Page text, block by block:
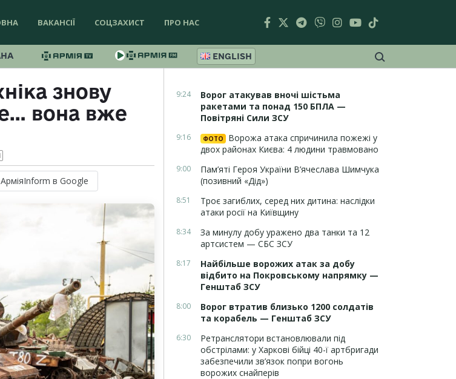
ВАКАНСІЇ СОЦЗАХИСТ ПРО НАС
ENGLISH
знову
вона вже
АрміяInform в Google
9:24
Ворог атакував вночі шістьма
ракетами та понад 150 БПЛА —
Повітряні Сили ЗСУ
9:16 ФОТО
Ворожа атака спричинила пожежі у
двох районах Києва: 4 людини травмовано
9:00
Пам’яті Героя України В’ячеслава Шимчука
(позивний «Дід»)
8:51
Троє загиблих, серед них дитина: наслідки
атаки росії на Київщину
8:34
За минулу добу уражено два танки та 12
артсистем — СБС ЗСУ
8:17
Найбільше ворожих атак за добу
відбито на Покровському напрямку —
Генштаб ЗСУ
8:00
Ворог втратив близько 1200 солдатів
та корабель — Генштаб ЗСУ
6:30
Ретранслятори встановлювали під
обстрілами: у Харкові бійці 40-ї артбригади
забезпечили зв’язок попри вогонь
ворожих снайперів